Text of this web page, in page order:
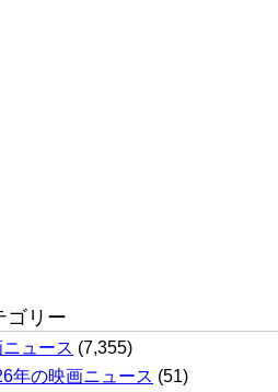
ゴリー
ュース (7,355)
年の映画ニュース (51)